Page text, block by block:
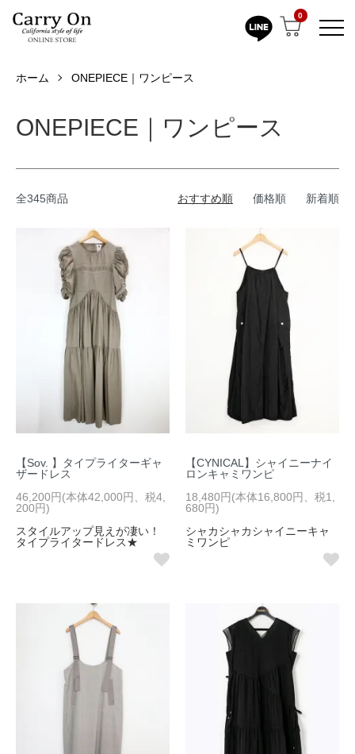
0
ホーム ONEPIECE｜ワンピース
ONEPIECE｜ワンピース
全345商品 おすすめ順 価格順 新着順
【Sov. 】タイプライターギャ
ザードレス
46,200円(本体42,000円、税4,
200円)
スタイルアップ見えが凄い！
タイプライタードレス★
【CYNICAL】シャイニーナイ
ロンキャミワンピ
18,480円(本体16,800円、税1,
680円)
シャカシャカシャイニーキャ
ミワンピ